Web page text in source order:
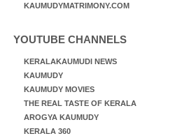
KAUMUDYMATRIMONY.COM
YOUTUBE CHANNELS
KERALAKAUMUDI NEWS
KAUMUDY
KAUMUDY MOVIES
THE REAL TASTE OF KERALA
AROGYA KAUMUDY
KERALA 360